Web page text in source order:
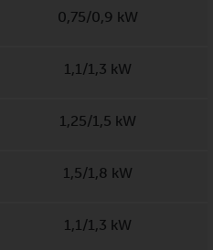
0,75/0,9 kW
1,1/1,3 kW
1,25/1,5 kW
1,5/1,8 kW
1,1/1,3 kW